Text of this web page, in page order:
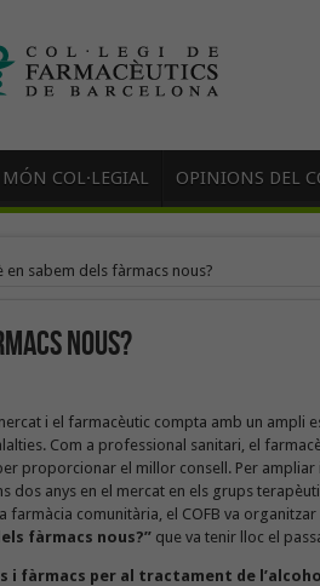
MÓN COL·LEGIAL OPINIONS DEL
en sabem dels fàrmacs nous?
nous?
i el farmacèutic compta amb un ampli
Com a professional sanitari, el
proporcionar el millor consell. Per
dos anys en el mercat en els grups
farmàcia comunitària, el COFB va organitzar
fàrmacs nous?”que va tenir lloc el
i fàrmacs per al tractament de